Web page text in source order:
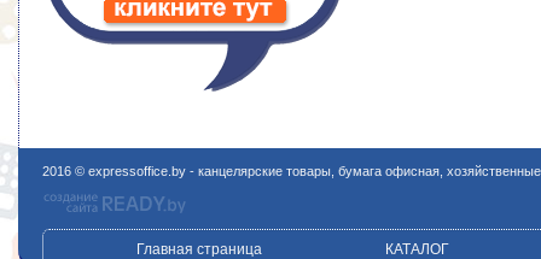
2016 © expressoffice.by - канцелярские товары, бумага офисная,
Главная страница КАТАЛОГ